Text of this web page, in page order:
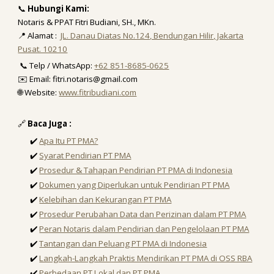
📞 Hubungi Kami:
Notaris & PPAT Fitri Budiani, SH., MKn.
📍 Alamat : JL. Danau Diatas No.124, Bendungan Hilir, Jakarta
Pusat. 10210
📞 Telp / WhatsApp:+62 851-8685-0625
✉️ Email: fitri.notaris@gmail.com
🌐 Website:www.fitribudiani.com
🔗 Baca Juga :
✔️Apa Itu PT PMA?
✔️ Syarat Pendirian PT PMA
✔️Prosedur & Tahapan Pendirian PT PMA di Indonesia
✔️Dokumen yang Diperlukan untuk Pendirian PT PMA
✔️Kelebihan dan Kekurangan PT PMA
✔️Prosedur Perubahan Data dan Perizinan dalam PT PMA
✔️Peran Notaris dalam Pendirian dan Pengelolaan PT PMA
✔️Tantangan dan Peluang PT PMA di Indonesia
✔️Langkah-Langkah Praktis Mendirikan PT PMA di OSS RBA